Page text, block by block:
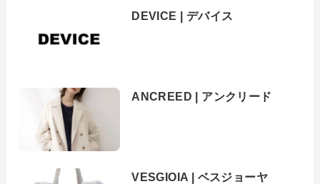
DEVICE | デバイス
ANCREED | アンクリード
VESGIOIA | ベスジョーヤ